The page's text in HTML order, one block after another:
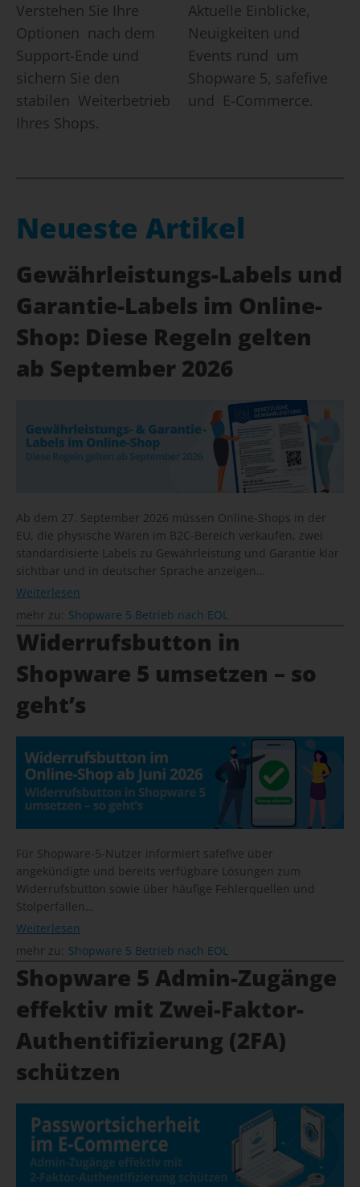
Verstehen Sie Ihre
Optionen nach dem
Support-Ende und
sichern Sie den
stabilen Weiterbetrieb
Ihres Shops.
Aktuelle Einblicke,
Neuigkeiten und
Events rund um
Shopware 5, safefive
und E-Commerce.
Neueste Artikel
Gewährleistungs-Labels und
Garantie-Labels im Online-
Shop: Diese Regeln gelten
ab September 2026
Ab dem 27. September 2026 müssen Online-Shops in der
EU, die physische Waren im B2C-Bereich verkaufen, zwei
standardisierte Labels zu Gewährleistung und Garantie klar
sichtbar und in deutscher Sprache anzeigen…
Weiterlesen
mehr zu: Shopware 5 Betrieb nach EOL
Widerrufsbutton in
Shopware 5 umsetzen – so
geht’s
Für Shopware-5-Nutzer informiert safefive über
angekündigte und bereits verfügbare Lösungen zum
Widerrufsbutton sowie über häufige Fehlerquellen und
Stolperfallen…
Weiterlesen
mehr zu: Shopware 5 Betrieb nach EOL
Shopware 5 Admin-Zugänge
effektiv mit Zwei-Faktor-
Authentifizierung (2FA)
schützen